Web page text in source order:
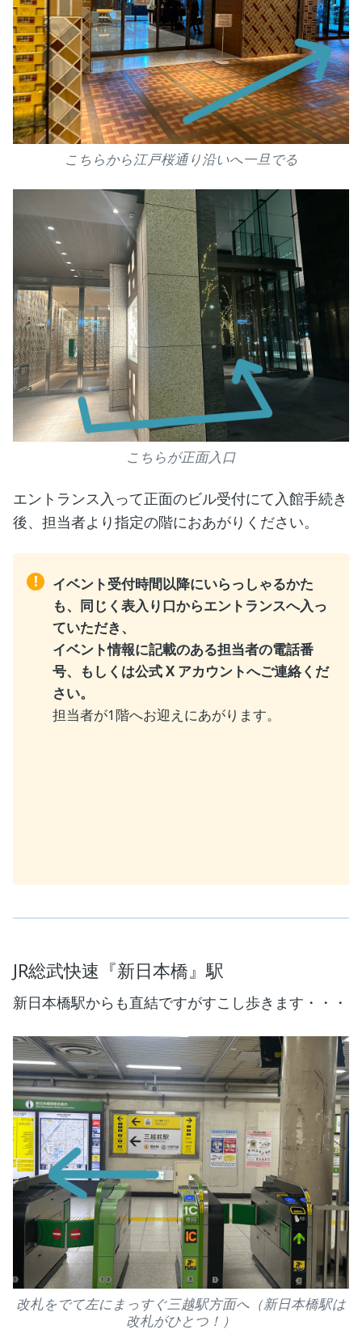
こちらから江戸桜通り沿いへ一旦でる
こちらが正面入口
エントランス入って正面のビル受付にて入館手続き
後、担当者より指定の階におあがりください。
!
イベント受付時間以降にいらっしゃるかた
も、同じく表入り口からエントランスへ入っ
ていただき、
イベント情報に記載のある担当者の電話番
号、もしくは公式 X アカウントへご連絡くだ
さい。
担当者が1階へお迎えにあがります。
JR総武快速『新日本橋』駅
新日本橋駅からも直結ですがすこし歩きます・・・
改札をでて左にまっすぐ三越駅方面へ（新日本橋駅は
改札がひとつ！）